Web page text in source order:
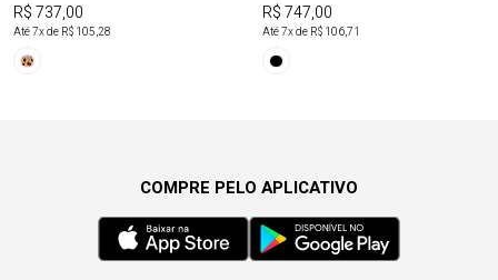
R$ 737,00
Até7x de R$ 105,28
R$ 747,00
Até7x de R$ 106,71
COMPRE PELO APLICATIVO